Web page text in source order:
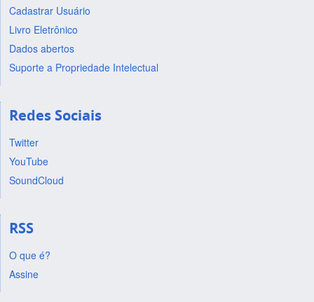
Cadastrar Usuário
Livro Eletrônico
Dados abertos
Suporte a Propriedade Intelectual
Redes Sociais
Twitter
YouTube
SoundCloud
RSS
O que é?
Assine